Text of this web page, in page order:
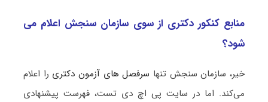
منابع کنکور دکتری از سوی سازمان سنجش اعلام می
شود؟
خیر، سازمان سنجش تنها سرفصل های آزمون دکتری را اعلام
می‌کند. اما در سایت پی اچ دی تست، فهرست پیشنهادی